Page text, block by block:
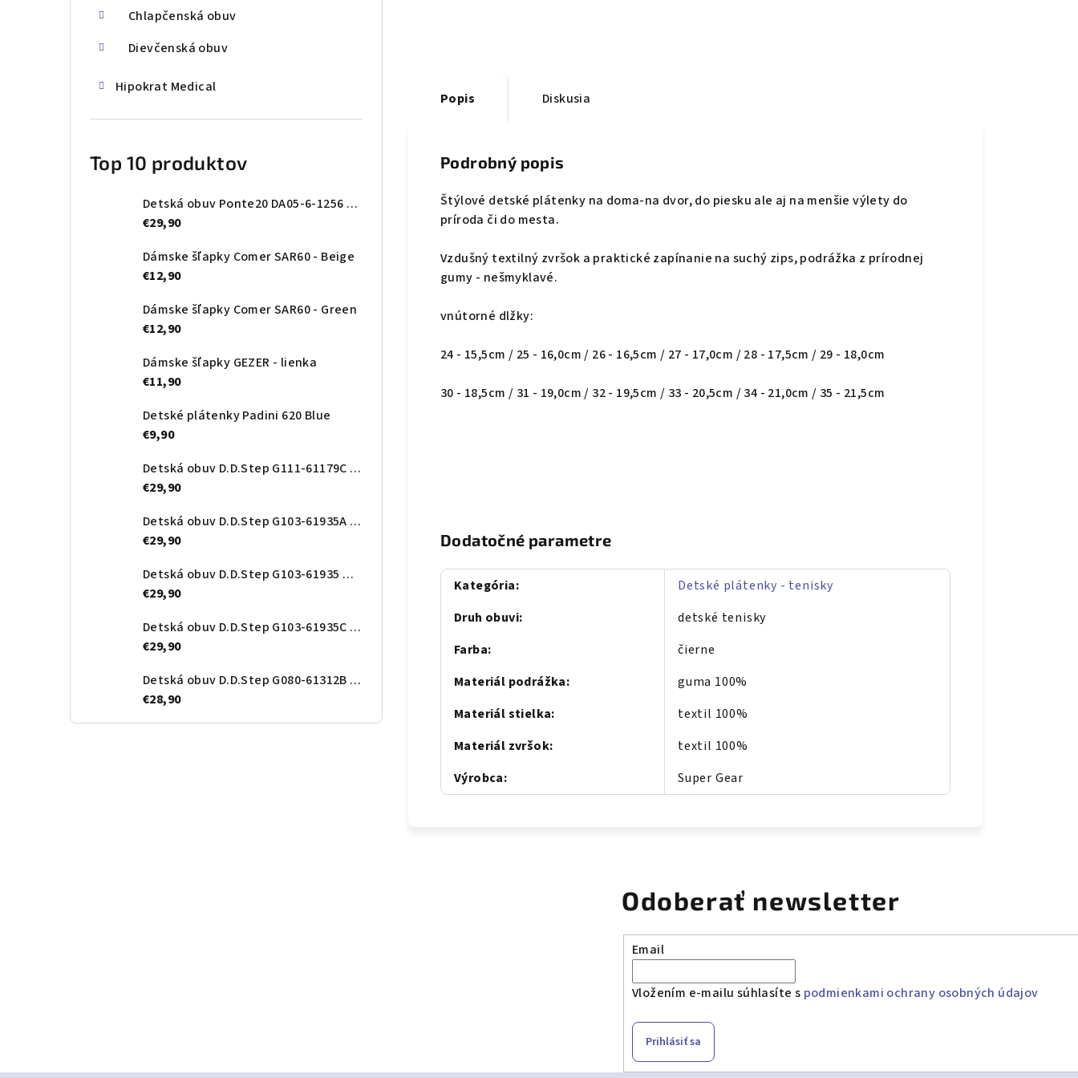
Chlapčenská obuv
Dievčenská obuv
Hipokrat Medical
Top 10 produktov
Detská obuv Ponte20 DA05-6-1256 Oceanic
€29,90
Dámske šľapky Comer SAR60 - Beige
€12,90
Dámske šľapky Comer SAR60 - Green
€12,90
Dámske šľapky GEZER - lienka
€11,90
Detské plátenky Padini 620 Blue
€9,90
Detská obuv D.D.Step G111-61179C Rose gold
€29,90
Detská obuv D.D.Step G103-61935A Royal Blue
€29,90
Detská obuv D.D.Step G103-61935 Orange
€29,90
Detská obuv D.D.Step G103-61935C Gold
€29,90
Detská obuv D.D.Step G080-61312B Royal blue
€28,90
Popis Diskusia
Podrobný popis
Štýlové detské plátenky na doma-na dvor, do piesku ale aj na menšie výlety do
príroda či do mesta.
Vzdušný textilný zvršok a praktické zapínanie na suchý zips, podrážka z prírodnej
gumy - nešmyklavé.
vnútorné dlžky:
24 - 15,5cm / 25 - 16,0cm / 26 - 16,5cm / 27 - 17,0cm / 28 - 17,5cm / 29 - 18,0cm
30 - 18,5cm / 31 - 19,0cm / 32 - 19,5cm / 33 - 20,5cm / 34 - 21,0cm / 35 - 21,5cm
Dodatočné parametre
Kategória:
Detské plátenky - tenisky
Druh obuvi:
detské tenisky
Farba:
čierne
Materiál podrážka:
guma 100%
Materiál stielka:
textil 100%
Materiál zvršok:
textil 100%
Výrobca: Super Gear
Odoberať newsletter
Email
Vložením e-mailu súhlasíte s podmienkami ochrany osobných údajov
Prihlásiť sa